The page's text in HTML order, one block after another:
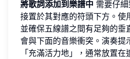
將歌詞添加到樂譜中 需要仔
接置於其對應的符頭下方。使
並確保五線譜之間有足夠的垂
會與下面的音樂衝突。演奏提
「充滿活力地」，通常放置